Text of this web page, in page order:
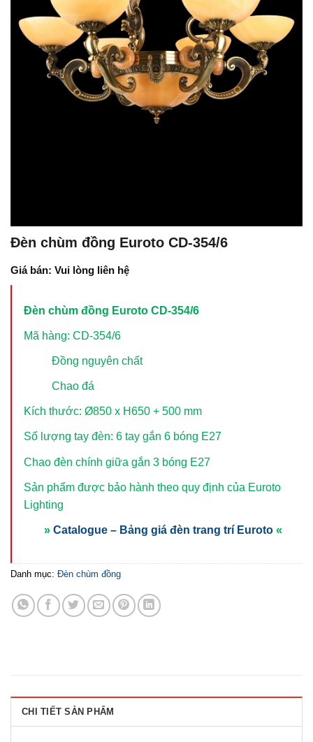
Đèn chùm đồng Euroto CD-354/6
Giá bán: Vui lòng liên hệ
Đèn chùm đồng Euroto CD-354/6
Mã hàng: CD-354/6
Đồng nguyên chất
Chao đá
Kích thước: Ø850 x H650 + 500 mm
Số lượng tay đèn: 6 tay gắn 6 bóng E27
Chao đèn chính giữa gắn 3 bóng E27
Sản phẩm được bảo hành theo quy định của Euroto
Lighting
» Catalogue – Bảng giá đèn trang trí Euroto «
Danh mục: Đèn chùm đồng
CHI TIẾT SẢN PHẨM